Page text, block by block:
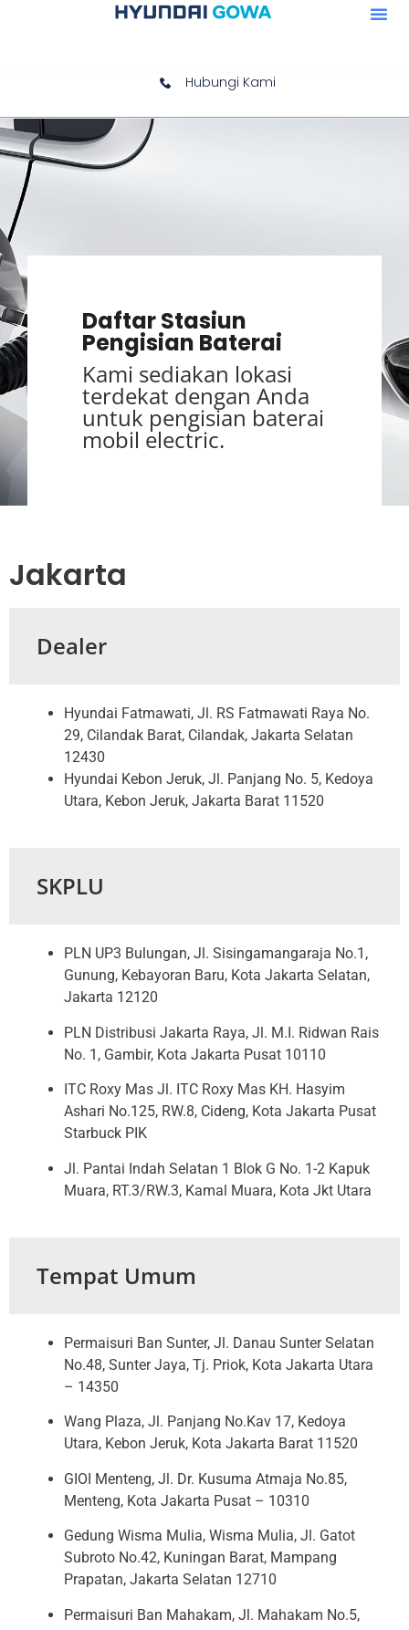
Hubungi Kami
Daftar Stasiun
Pengisian Baterai
Kami sediakan lokasi
terdekat dengan Anda
untuk pengisian baterai
mobil electric.
Jakarta
Dealer
Hyundai Fatmawati, Jl. RS Fatmawati Raya No.
29, Cilandak Barat, Cilandak, Jakarta Selatan
12430
Hyundai Kebon Jeruk, Jl. Panjang No. 5, Kedoya
Utara, Kebon Jeruk, Jakarta Barat 11520
SKPLU
PLN UP3 Bulungan, Jl. Sisingamangaraja No.1,
Gunung, Kebayoran Baru, Kota Jakarta Selatan,
Jakarta 12120
PLN Distribusi Jakarta Raya, Jl. M.I. Ridwan Rais
No. 1, Gambir, Kota Jakarta Pusat 10110
ITC Roxy Mas Jl. ITC Roxy Mas KH. Hasyim
Ashari No.125, RW.8, Cideng, Kota Jakarta Pusat
Starbuck PIK
Jl. Pantai Indah Selatan 1 Blok G No. 1-2 Kapuk
Muara, RT.3/RW.3, Kamal Muara, Kota Jkt Utara
Tempat Umum
Permaisuri Ban Sunter, Jl. Danau Sunter Selatan
No.48, Sunter Jaya, Tj. Priok, Kota Jakarta Utara
– 14350
Wang Plaza, Jl. Panjang No.Kav 17, Kedoya
Utara, Kebon Jeruk, Kota Jakarta Barat 11520
GIOI Menteng, Jl. Dr. Kusuma Atmaja No.85,
Menteng, Kota Jakarta Pusat – 10310
Gedung Wisma Mulia, Wisma Mulia, Jl. Gatot
Subroto No.42, Kuningan Barat, Mampang
Prapatan, Jakarta Selatan 12710
Permaisuri Ban Mahakam, Jl. Mahakam No.5,